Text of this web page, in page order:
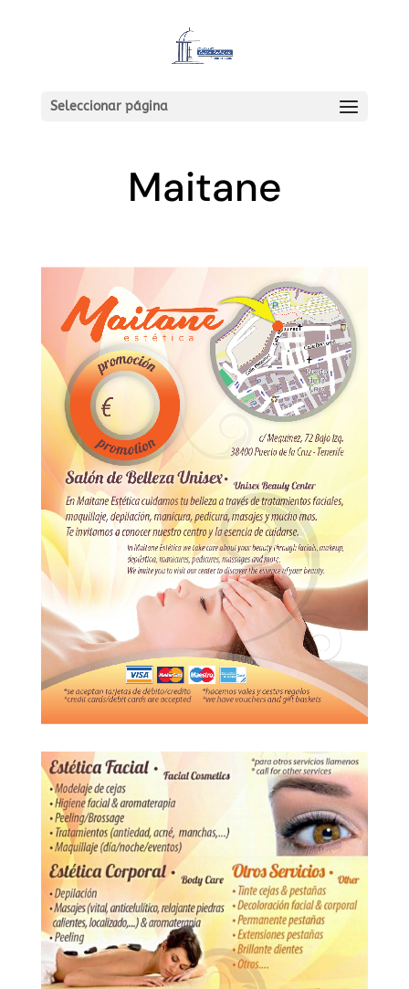
Seleccionar página
Maitane